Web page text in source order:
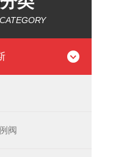
阀